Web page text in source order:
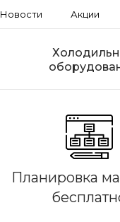
Новости Акции
Планировка